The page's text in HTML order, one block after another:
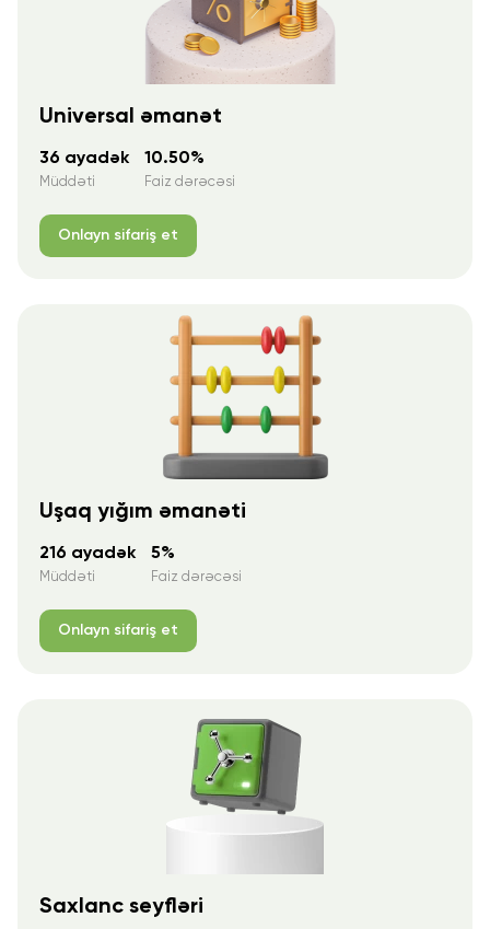
Universal əmanət
Müddəti
36 ayadək
Faiz dərəcəsi
10.50%
Onlayn sifariş et
Uşaq yığım əmanəti
Müddəti
216 ayadək
Faiz dərəcəsi
5%
Onlayn sifariş et
Saxlanc seyfləri